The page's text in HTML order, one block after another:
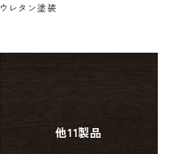
ウレタン塗装
他11製品